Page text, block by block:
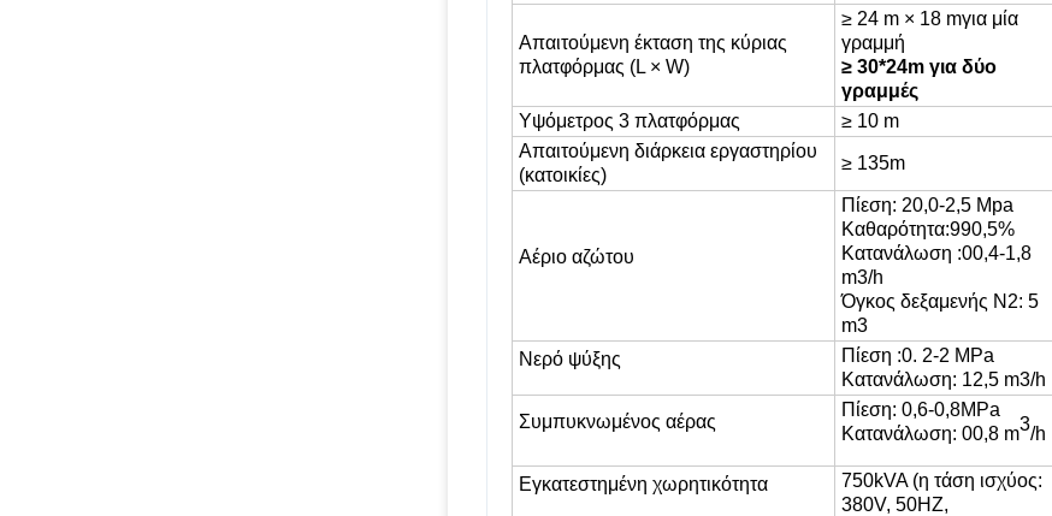
Απαιτούμενη έκταση της κύριας
πλατφόρμας (L × W)
≥ 24 m × 18 mγια μία
γραμμή
≥ 30*24m για δύο
γραμμές
Υψόμετρος 3 πλατφόρμας
≥ 10 m
Απαιτούμενη διάρκεια εργαστηρίου
(κατοικίες)
≥ 135m
Αέριο αζώτου
Πίεση: 20,0-2,5 Mpa
Καθαρότητα:990,5%
Κατανάλωση :00,4-1,8
m3/h
Όγκος δεξαμενής N2: 5
m3
Νερό ψύξης Πίεση :0. 2-2 MPa
Κατανάλωση: 12,5 m3/h
Συμπυκνωμένος αέρας
Πίεση: 0,6-0,8MPa
Κατανάλωση: 00,8 m3/h
Εγκατεστημένη χωρητικότητα 750kVA (η τάση ισχύος:
380V, 50HZ,